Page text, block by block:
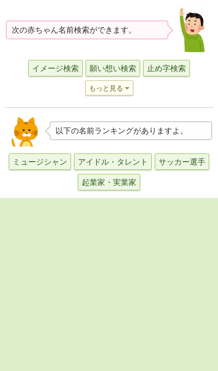
次の赤ちゃん名前検索ができます。
イメージ検索 願い想い検索 止め字検索
もっと見る
以下の名前ランキングがありますよ。
ミュージシャン アイドル・タレント サッカー選手
起業家・実業家